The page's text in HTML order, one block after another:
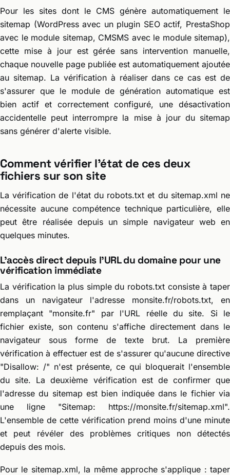
Pour les sites dont le CMS génère automatiquement le
sitemap (WordPress avec un plugin SEO actif, PrestaShop
avec le module sitemap, CMSMS avec le module sitemap),
cette mise à jour est gérée sans intervention manuelle,
chaque nouvelle page publiée est automatiquement ajoutée
au sitemap. La vérification à réaliser dans ce cas est de
s'assurer que le module de génération automatique est
bien actif et correctement configuré, une désactivation
accidentelle peut interrompre la mise à jour du sitemap
sans générer d'alerte visible.
Comment vérifier l'état de ces deux
fichiers sur son site
La vérification de l'état du robots.txt et du sitemap.xml ne
nécessite aucune compétence technique particulière, elle
peut être réalisée depuis un simple navigateur web en
quelques minutes.
L'accès direct depuis l'URL du domaine pour une
vérification immédiate
La vérification la plus simple du robots.txt consiste à taper
dans un navigateur l'adresse monsite.fr/robots.txt, en
remplaçant "monsite.fr" par l'URL réelle du site. Si le
fichier existe, son contenu s'affiche directement dans le
navigateur sous forme de texte brut. La première
vérification à effectuer est de s'assurer qu'aucune directive
"Disallow: /" n'est présente, ce qui bloquerait l'ensemble
du site. La deuxième vérification est de confirmer que
l'adresse du sitemap est bien indiquée dans le fichier via
une ligne "Sitemap: https://monsite.fr/sitemap.xml".
L'ensemble de cette vérification prend moins d'une minute
et peut révéler des problèmes critiques non détectés
depuis des mois.
Pour le sitemap.xml, la même approche s'applique : taper